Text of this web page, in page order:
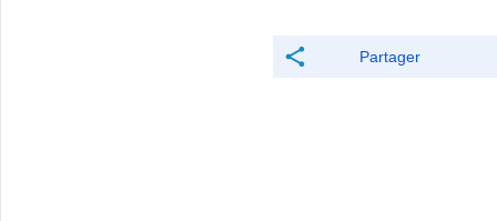
Partager